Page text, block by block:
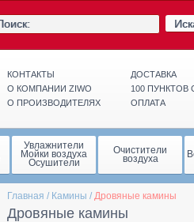
КОНТАКТЫ
О КОМПАНИИ ZIWO
О ПРОИЗВОДИТЕЛЯХ
ДОСТАВКА
100
ОПЛАТА
Увлажнители
Мойки воздуха
Осушители
Очистители
воздуха
Главная / Камины / Дровяные камины
Дровяные камины